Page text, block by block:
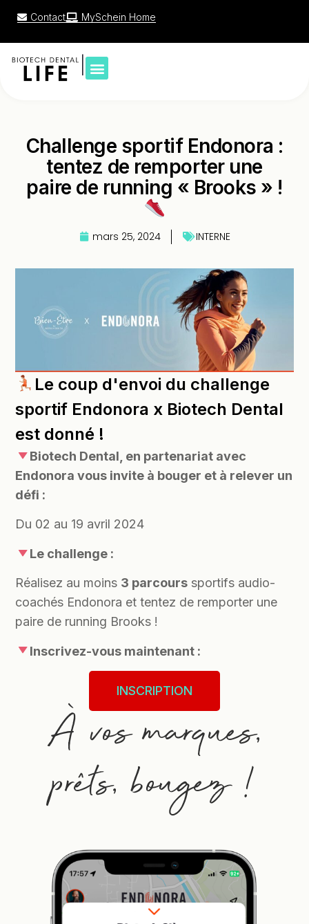
Contact MySchein Home
|
Challenge sportif Endonora :
tentez de remporter une
paire de running « Brooks » !
mars 25, 2024 INTERNE
Le coup d'envoi du challenge
sportif Endonora x Biotech Dental
est donné !
Biotech Dental, en partenariat avec
Endonora vous invite à bouger et à relever un
défi :
Du 02 au 19 avril 2024
Le challenge :
Réalisez au moins 3 parcours sportifs audio-
coachés Endonora et tentez de remporter une
paire de running Brooks !
Inscrivez-vous maintenant :
INSCRIPTION
À vos marques,
prêts, bougez !